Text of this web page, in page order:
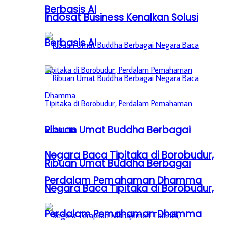
Berbasis AI
Ribuan Umat Buddha Berbagai
Negara Baca Tipitaka di Borobudur,
Perdalam Pemahaman Dhamma
Indosat Business Kenalkan Solusi
Berbasis AI
Ribuan Umat Buddha Berbagai
Negara Baca Tipitaka di Borobudur,
Perdalam Pemahaman Dhamma